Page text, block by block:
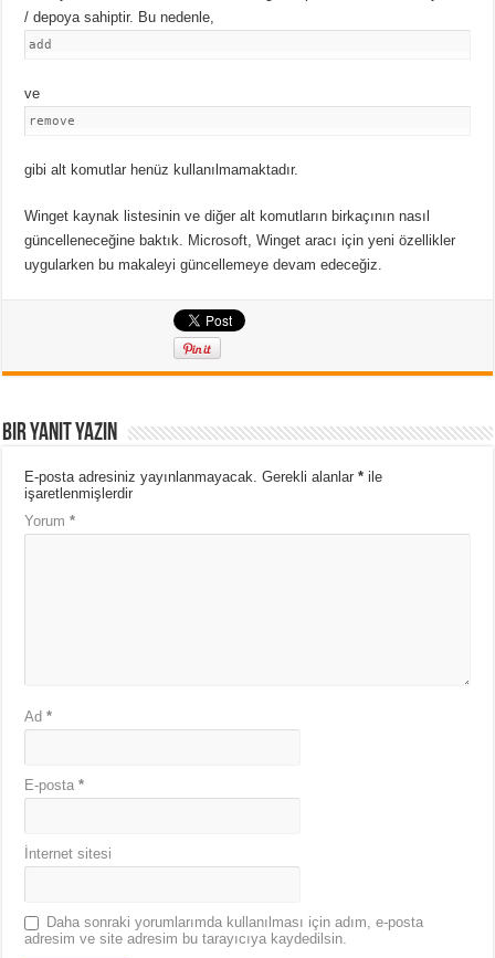
/ depoya sahiptir. Bu nedenle,
add
ve
remove
gibi alt komutlar henüz kullanılmamaktadır.
Winget kaynak listesinin ve diğer alt komutların birkaçının nasıl
güncelleneceğine baktık. Microsoft, Winget aracı için yeni özellikler
uygularken bu makaleyi güncellemeye devam edeceğiz.
Bir yanıt yazın
E-posta adresiniz yayınlanmayacak. Gerekli alanlar* ile
işaretlenmişlerdir
Yorum*
Ad*
E-posta*
İnternet sitesi
Daha sonraki yorumlarımda kullanılması için adım, e-posta
adresim ve site adresim bu tarayıcıya kaydedilsin.